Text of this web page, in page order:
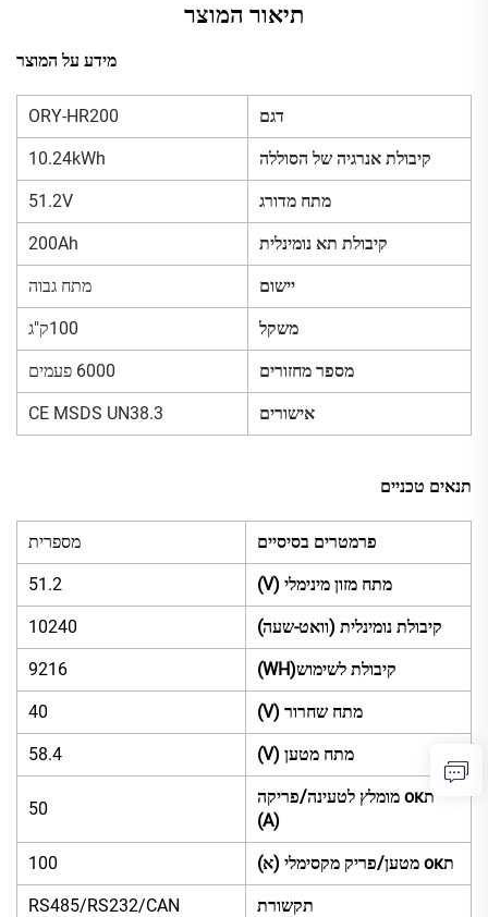
תיאור המוצר
מידע על המוצר
דגם ORY-HR200
קיבולת אנרגיה של הסוללה 10.24kWh
מתח מדורג 51.2V
קיבולת תא נומינלית 200Ah
יישום מתח גבוה
משקל 100ק"ג
מספר מחזורים 6000 פעמים
אישורים CE MSDS UN38.3
תנאים טכניים
פרמטרים בסיסיים מספרית
מתח מזון מינימלי (V) 51.2
קיבולת נומינלית (וואט-שעה) 10240
קיבולת לשימוש(WH) 9216
מתח שחרור (V) 40
מתח מטען (V) 58.4
תок מומלץ לטעינה/פריקה
(A)
50
תок מטען/פריק מקסימלי (א) 100
תקשורת RS485/RS232/CAN